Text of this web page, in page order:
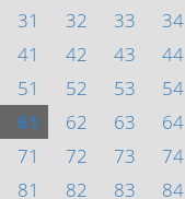
31
32 33 34
41
42 43 44
51
52 53 54
61
62 63 64
71
72 73 74
81
82 83 84